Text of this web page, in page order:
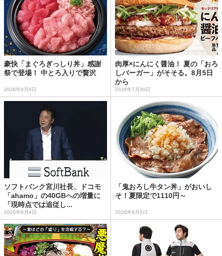
豪快「まぐろぎっしり丼」感謝
祭で登場！ 中とろ入りで贅沢
2026年8月8日
肉厚×にんにく醤油！ 夏の「おろ
しバーガー」がそそる。8月5日
から
2026年7月30日
ソフトバンク宮川社長、ドコモ
「ahamo」の40GBへの増量に
「現時点では追従し...
2026年8月4日
「鬼おろし牛タン丼」がおいし
そ！夏限定で1110円～
2026年8月5日